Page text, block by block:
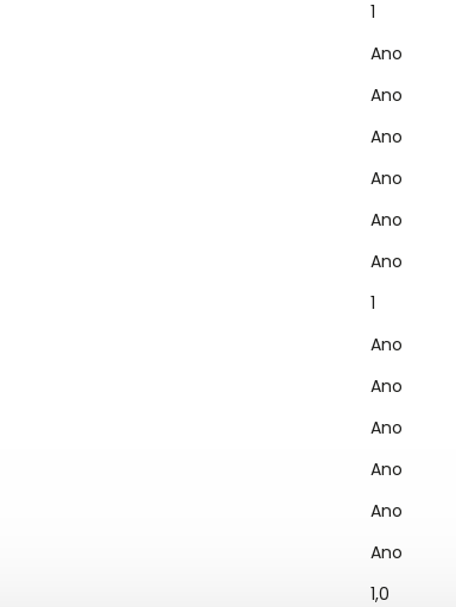
1
Ano
Ano
Ano
Ano
Ano
Ano
1
Ano
Ano
Ano
Ano
Ano
Ano
1,0